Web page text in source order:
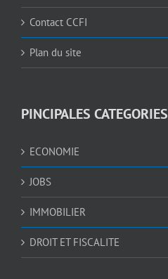
Contact CCFI
Plan du site
PINCIPALES CATEGORIES
ECONOMIE
JOBS
IMMOBILIER
DROIT ET FISCALITE